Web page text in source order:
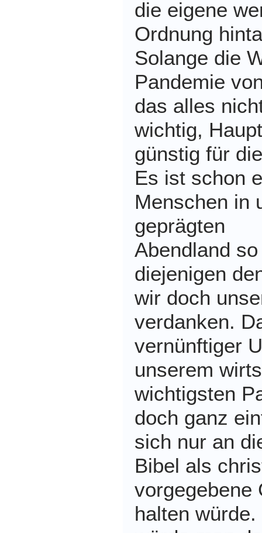
die eigene
Ordnung
Solange die
Pandemie
das alles
wichtig,
günstig für
Es ist schon
Menschen in
geprägten
Abendland
diejenigen
wir doch
verdanken.
vernünftiger
unserem
wichtigsten
doch ganz
sich nur an
Bibel als
vorgegebene
halten